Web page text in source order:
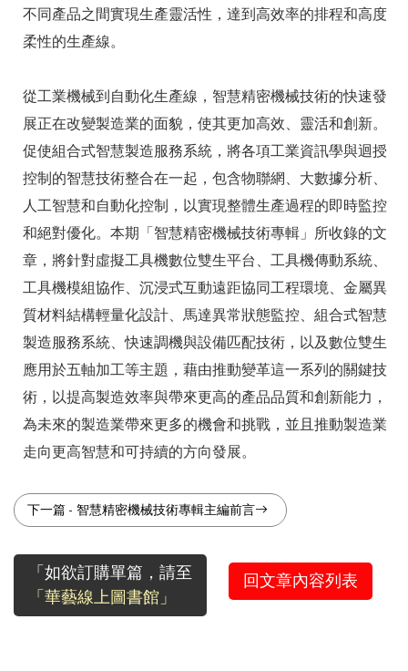
不同產品之間實現生產靈活性，達到高效率的排程和高度
柔性的生產線。
從工業機械到自動化生產線，智慧精密機械技術的快速發
展正在改變製造業的面貌，使其更加高效、靈活和創新。
促使組合式智慧製造服務系統，將各項工業資訊學與迴授
控制的智慧技術整合在一起，包含物聯網、大數據分析、
人工智慧和自動化控制，以實現整體生產過程的即時監控
和絕對優化。本期「智慧精密機械技術專輯」所收錄的文
章，將針對虛擬工具機數位雙生平台、工具機傳動系統、
工具機模組協作、沉浸式互動遠距協同工程環境、金屬異
質材料結構輕量化設計、馬達異常狀態監控、組合式智慧
製造服務系統、快速調機與設備匹配技術，以及數位雙生
應用於五軸加工等主題，藉由推動變革這一系列的關鍵技
術，以提高製造效率與帶來更高的產品品質和創新能力，
為未來的製造業帶來更多的機會和挑戰，並且推動製造業
走向更高智慧和可持續的方向發展。
下一篇 - 智慧精密機械技術專輯主編前言
「如欲訂購單篇，請至
「華藝線上圖書館」
回文章內容列表